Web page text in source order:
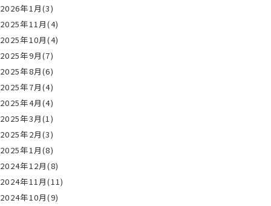
2026年1月(3)
2025年11月(4)
2025年10月(4)
2025年9月(7)
2025年8月(6)
2025年7月(4)
2025年4月(4)
2025年3月(1)
2025年2月(3)
2025年1月(8)
2024年12月(8)
2024年11月(11)
2024年10月(9)